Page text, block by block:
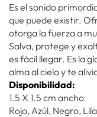
Es el sonido
que puede existir.
otorga la fuerza a
Salva, protege y
es fácil llegar. Es la
alma al cielo y te
Disponibilidad:
1.5 X 1.5 cm ancho
Rojo, Azúl, Negro,